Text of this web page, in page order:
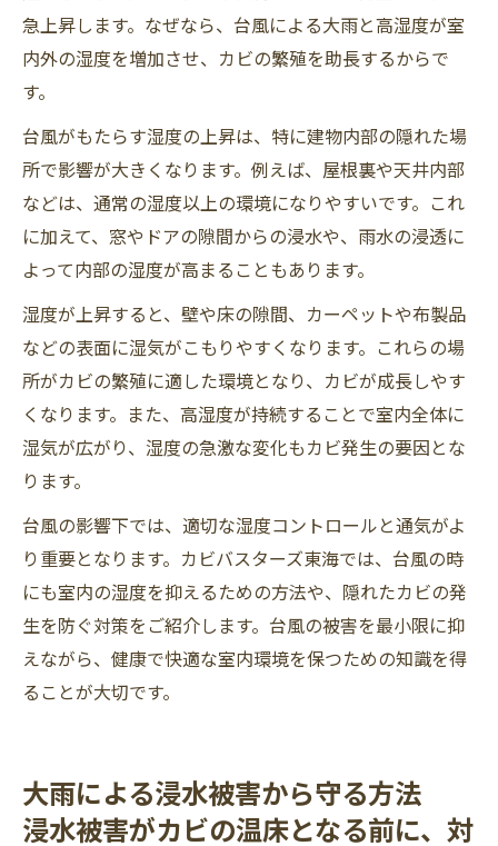
急上昇します。なぜなら、台風による大雨と高湿度が室
内外の湿度を増加させ、カビの繁殖を助長するからで
す。
台風がもたらす湿度の上昇は、特に建物内部の隠れた場
所で影響が大きくなります。例えば、屋根裏や天井内部
などは、通常の湿度以上の環境になりやすいです。これ
に加えて、窓やドアの隙間からの浸水や、雨水の浸透に
よって内部の湿度が高まることもあります。
湿度が上昇すると、壁や床の隙間、カーペットや布製品
などの表面に湿気がこもりやすくなります。これらの場
所がカビの繁殖に適した環境となり、カビが成長しやす
くなります。また、高湿度が持続することで室内全体に
湿気が広がり、湿度の急激な変化もカビ発生の要因とな
ります。
台風の影響下では、適切な湿度コントロールと通気がよ
り重要となります。カビバスターズ東海では、台風の時
にも室内の湿度を抑えるための方法や、隠れたカビの発
生を防ぐ対策をご紹介します。台風の被害を最小限に抑
えながら、健康で快適な室内環境を保つための知識を得
ることが大切です。
大雨による浸水被害から守る方法
浸水被害がカビの温床となる前に、対